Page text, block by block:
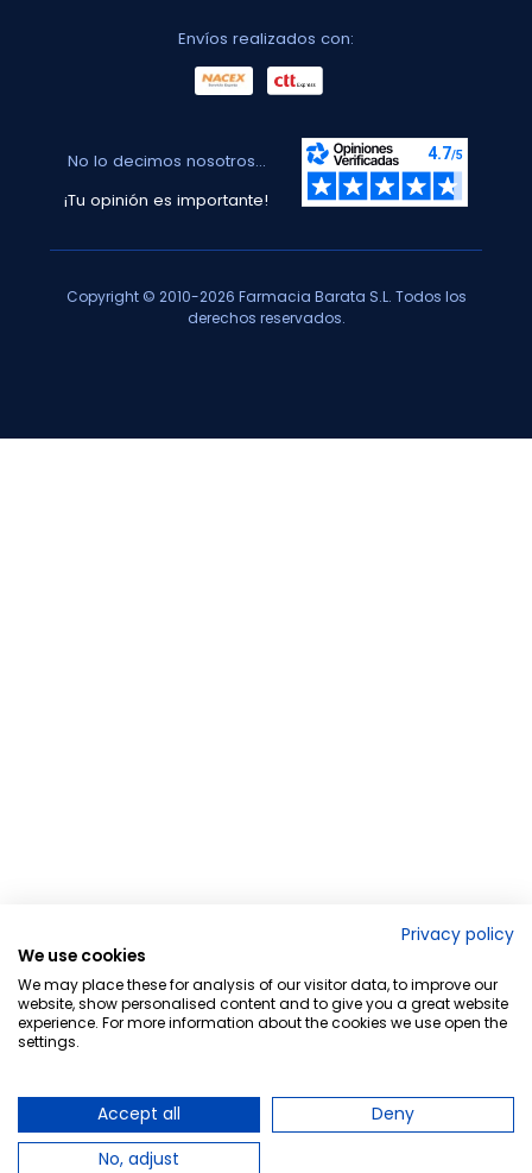
Envíos realizados con:
No lo decimos nosotros...
¡Tu opinión es importante!
Copyright © 2010-2026 Farmacia Barata S.L. Todos los
derechos reservados.
Privacy policy
We use cookies
We may place these for analysis of our visitor data, to improve our
website, show personalised content and to give you a great website
experience. For more information about the cookies we use open the
settings.
Accept all
Deny
No, adjust